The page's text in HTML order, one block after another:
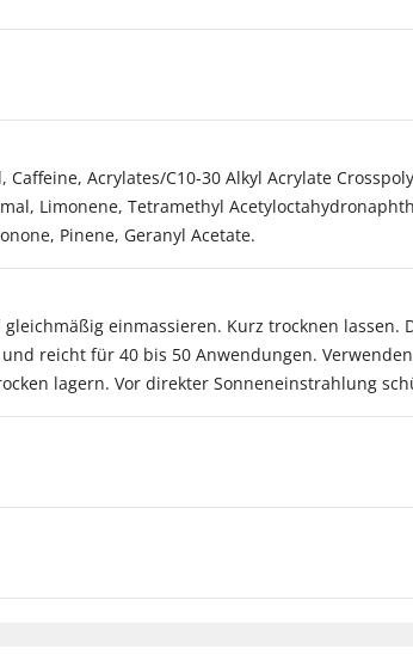
Acrylates/C10-30 Alkyl Acrylate
Limonene, Tetramethyl
Pinene, Geranyl Acetate.
einmassieren. Kurz trocknen lassen.
reicht für 40 bis 50 Anwendungen.
lagern. Vor direkter Sonneneinstrahlung